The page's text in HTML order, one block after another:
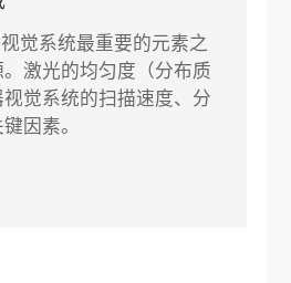
觉系统最重要的元素之
激光的均匀度（分布质
觉系统的扫描速度、分
因素。